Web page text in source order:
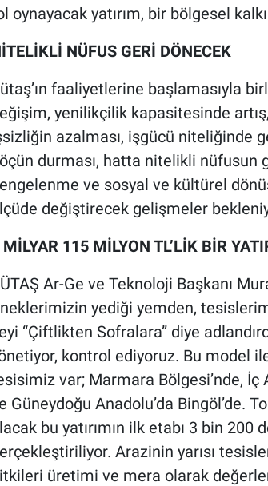
oynayacak yatırım, bir bölgesel
NÜFUS GERİ DÖNECEK
faaliyetlerine başlamasıyla
yenilikçilik kapasitesinde
azalması, işgücü niteliğinde
durması, hatta nitelikli nüfusun
ve sosyal ve kültürel
değiştirecek gelişmeler
MİLYAR 115 MİLYON TL’LİK BİR
Ar-Ge ve Teknoloji Başkanı
yediği yemden,
“Çiftlikten Sofralara” diye
kontrol ediyoruz. Bu model
var; Marmara Bölgesi’nde, İç
Güneydoğu Anadolu’da Bingöl’de.
bu yatırımın ilk etabı 3 bin
Arazinin yarısı
üretimi ve mera olarak